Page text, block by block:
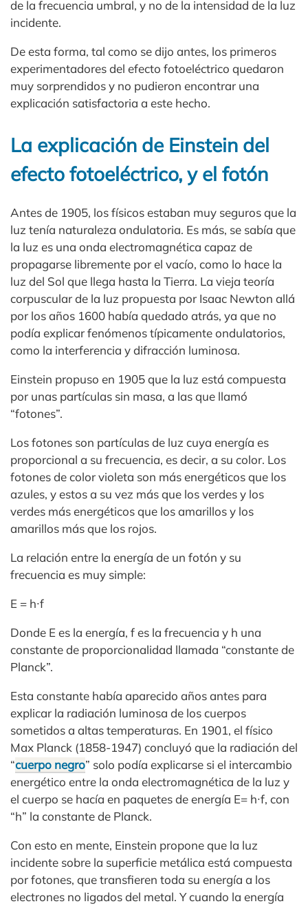
de la frecuencia umbral, y no de la intensidad de la luz
incidente.
De esta forma, tal como se dijo antes, los primeros
experimentadores del efecto fotoeléctrico quedaron
muy sorprendidos y no pudieron encontrar una
explicación satisfactoria a este hecho.
La explicación de Einstein del
efecto fotoeléctrico, y el fotón
Antes de 1905, los físicos estaban muy seguros que la
luz tenía naturaleza ondulatoria. Es más, se sabía que
la luz es una onda electromagnética capaz de
propagarse libremente por el vacío, como lo hace la
luz del Sol que llega hasta la Tierra. La vieja teoría
corpuscular de la luz propuesta por Isaac Newton allá
por los años 1600 había quedado atrás, ya que no
podía explicar fenómenos típicamente ondulatorios,
como la interferencia y difracción luminosa.
Einstein propuso en 1905 que la luz está compuesta
por unas partículas sin masa, a las que llamó
“fotones”.
Los fotones son partículas de luz cuya energía es
proporcional a su frecuencia, es decir, a su color. Los
fotones de color violeta son más energéticos que los
azules, y estos a su vez más que los verdes y los
verdes más energéticos que los amarillos y los
amarillos más que los rojos.
La relación entre la energía de un fotón y su
frecuencia es muy simple:
E = h∙f
Donde E es la energía, f es la frecuencia y h una
constante de proporcionalidad llamada “constante de
Planck”.
Esta constante había aparecido años antes para
explicar la radiación luminosa de los cuerpos
sometidos a altas temperaturas. En 1901, el físico
Max Planck (1858-1947) concluyó que la radiación del
“cuerpo negro” solo podía explicarse si el intercambio
energético entre la onda electromagnética de la luz y
el cuerpo se hacía en paquetes de energía E= h∙f, con
“h” la constante de Planck.
Con esto en mente, Einstein propone que la luz
incidente sobre la superficie metálica está compuesta
por fotones, que transfieren toda su energía a los
electrones no ligados del metal. Y cuando la energía